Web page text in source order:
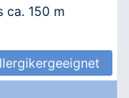
ca. 150 m